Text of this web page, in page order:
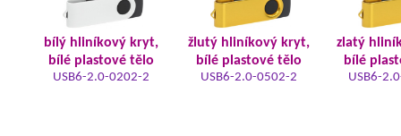
bílý hliníkový kryt,
bílé plastové tělo
USB6-2.0-0202-2
žlutý hliníkový kryt,
bílé plastové tělo
USB6-2.0-0502-2
zlatý
bílé
USB6-